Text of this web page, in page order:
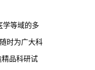
学等域的多
时为广大科
品科研试